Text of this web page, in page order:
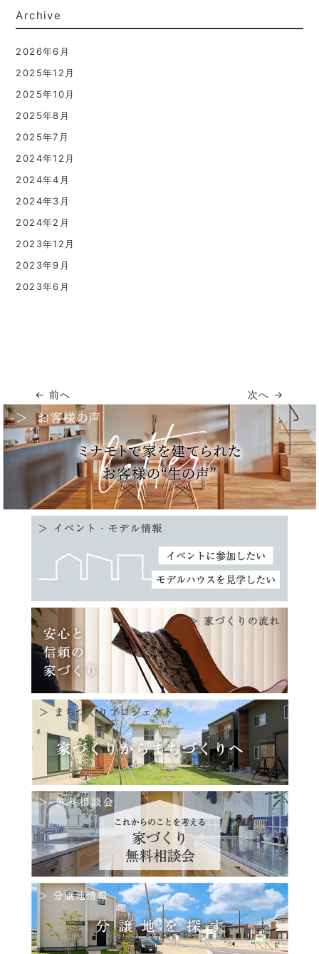
Archive
2026年6月
2025年12月
2025年10月
2025年8月
2025年7月
2024年12月
2024年4月
2024年3月
2024年2月
2023年12月
2023年9月
2023年6月
← 前へ 次へ →